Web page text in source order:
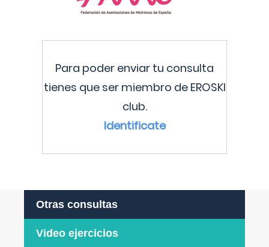
Para poder enviar tu consulta
tienes que ser miembro de EROSKI
club.
Identificate
Otras consultas
Video ejercicios